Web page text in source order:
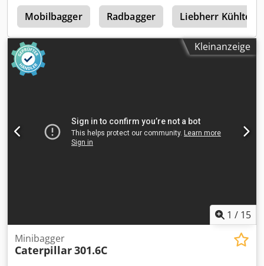
m
Mobilbagger Radbagger Liebherr
Kleinanzeige
1 / 15
Minibagger
Caterpillar301.6C